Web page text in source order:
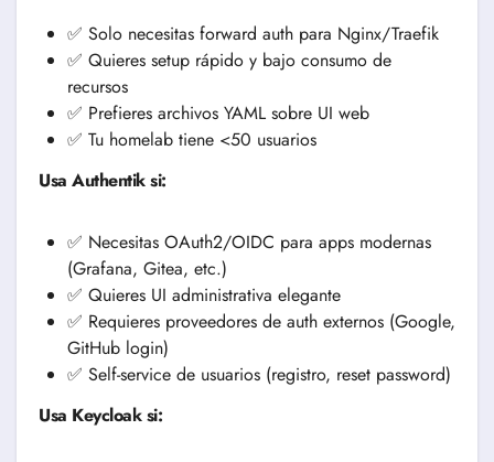
✅ Solo necesitas forward auth para Nginx/Traefik
✅ Quieres setup rápido y bajo consumo de
recursos
✅ Prefieres archivos YAML sobre UI web
✅ Tu homelab tiene <50 usuarios
Usa Authentik si:
✅ Necesitas OAuth2/OIDC para apps modernas
(Grafana, Gitea, etc.)
✅ Quieres UI administrativa elegante
✅ Requieres proveedores de auth externos (Google,
GitHub login)
✅ Self-service de usuarios (registro, reset password)
Usa Keycloak si: